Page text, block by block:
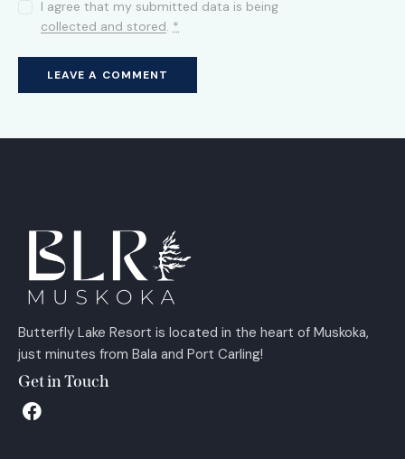
I agree that my submitted data is being
collected and stored. *
Butterfly Lake Resort is located in the heart of Muskoka,
just minutes from Bala and Port Carling!
Get in Touch